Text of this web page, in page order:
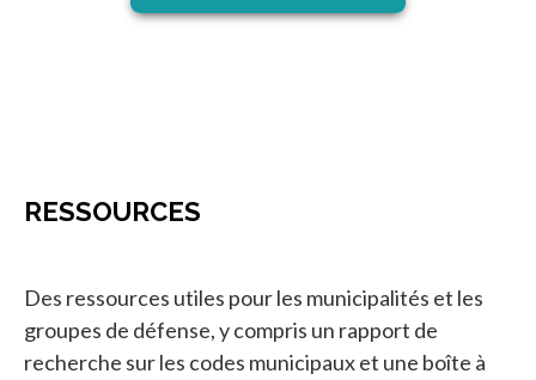
RESSOURCES
Des ressources utiles pour les municipalités et les
groupes de défense, y compris un rapport de
recherche sur les codes municipaux et une boîte à